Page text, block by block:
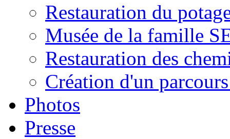
Restauration du
Musée de la famille
Restauration des
Création d'un
Photos
Presse